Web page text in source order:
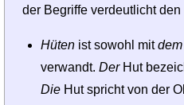
der Begriffe verdeutlicht
Hütenist sowohl mitdem
verwandt. DerHut
DieHut spricht von der